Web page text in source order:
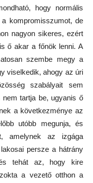
hogy normális
kompromisszumot, de
nagyon sikeres, ezért
ő akar a főnök lenni. A
szembe megy a
viselkedik, ahogy az úri
szabályait sem
tartja be, ugyanis ő
a következménye az
utóbb megunja, és
amelynek az izgága
persze a hátrány
tehát az, hogy kire
a vezető otthon a